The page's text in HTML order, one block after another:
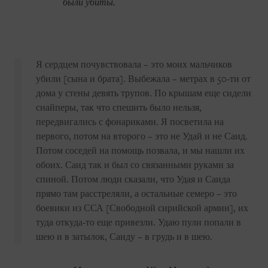
были убиты.
Я сердцем почувствовала – это моих мальчиков
убили [сына и брата]. Выбежала – метрах в 50-ти от
дома у стены девять трупов. По крышам еще сидели
снайперы, так что спешить было нельзя,
передвигались с фонариками. Я посветила на
первого, потом на второго – это не Удай и не Саид.
Потом соседей на помощь позвала, и мы нашли их
обоих. Саид так и был со связанными руками за
спиной. Потом люди сказали, что Удая и Саида
прямо там расстреляли, а остальные семеро – это
боевики из ССА [Свободной сирийской армии], их
туда откуда-то еще привезли. Удаю пули попали в
шею и в затылок, Саиду – в грудь и в шею.